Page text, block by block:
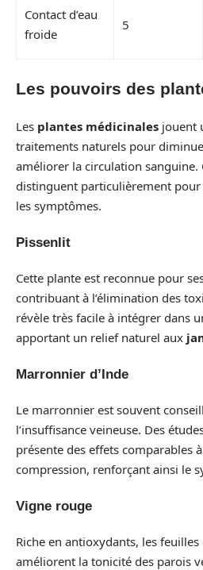
Contact d’eau
froide
5
Les pouvoirs des
Les plantes médicinales jouent
traitements naturels pour
améliorer la circulation sanguine.
distinguent particulièrement
les symptômes.
Pissenlit
Cette plante est reconnue pour
contribuant à l’élimination des
révèle très facile à intégrer dans
apportant un relief naturel aux
Marronnier d’Inde
Le marronnier est souvent
l’insuffisance veineuse. Des
présente des effets comparables
compression, renforçant ainsi le
Vigne rouge
Riche en antioxydants, les
améliorent la tonicité des parois